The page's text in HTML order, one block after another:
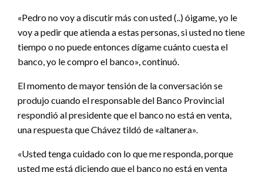
«Pedro no voy a discutir más con usted (..) óigame, yo le
voy a pedir que atienda a estas personas, si usted no tiene
tiempo o no puede entonces dígame cuánto cuesta el
banco, yo le compro el banco», continuó.
El momento de mayor tensión de la conversación se
produjo cuando el responsable del Banco Provincial
respondió al presidente que el banco no está en venta,
una respuesta que Chávez tildó de «altanera».
«Usted tenga cuidado con lo que me responda, porque
usted me está diciendo que el banco no está en venta